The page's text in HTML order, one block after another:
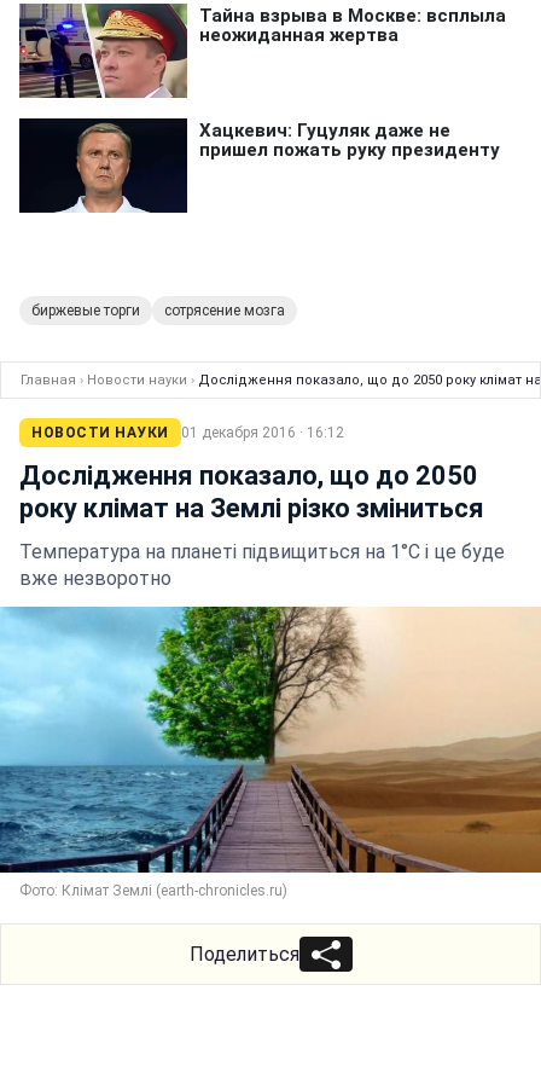
биржевые торги сотрясение мозга
Главная › Новости науки › Дослідження показало, що до 2050 року клімат на
НОВОСТИ НАУКИ 01 декабря 2016 · 16:12
Дослідження показало, що до 2050
року клімат на Землі різко зміниться
Температура на планеті підвищиться на 1°C і це буде
вже незворотно
Фото: Клімат Землі (earth-chronicles.ru)
Поделиться